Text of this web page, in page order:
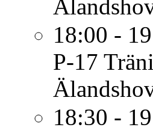
18:00 -
P-17
18:30 -